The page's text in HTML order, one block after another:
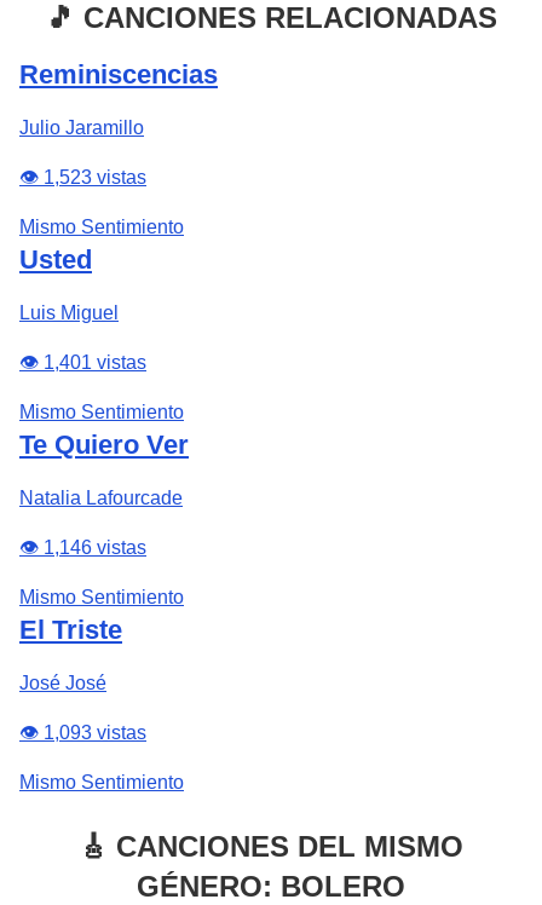
🎵 CANCIONES RELACIONADAS
Reminiscencias
Julio Jaramillo
👁️ 1,523 vistas
Mismo Sentimiento
Usted
Luis Miguel
👁️ 1,401 vistas
Mismo Sentimiento
Te Quiero Ver
Natalia Lafourcade
👁️ 1,146 vistas
Mismo Sentimiento
El Triste
José José
👁️ 1,093 vistas
Mismo Sentimiento
🎸 CANCIONES DEL MISMO
GÉNERO: BOLERO